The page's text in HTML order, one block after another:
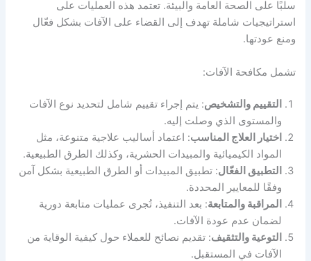
سلبًا على الصحة العامة والبيئة. تعتمد هذه العمليات على
استراتيجيات شاملة تهدف إلى القضاء على الآفات بشكل فعّال
ومنع عودتها.
تشمل مكافحة الآفات:
التقييم والتشخيص: يتم إجراء تقييم شامل لتحديد نوع الآفات
والمستوى الذي وصلت إليه.
اختيار العلاج المناسب: اعتماد أساليب علاجية متنوعة، مثل
المواد الكيميائية والمبيدات الحشرية، وكذلك الطرق الطبيعية.
التطبيق الفعّال: تطبيق المبيدات أو الطرق الطبيعية بشكل آمن
وفقًا للمعايير المحددة.
المراقبة والمتابعة: بعد التنفيذ، تُجرى عمليات متابعة دورية
لضمان عدم عودة الآفات.
التوعية والتثقيف: تقديم نصائح للعملاء حول كيفية الوقاية من
الآفات في المستقبل.